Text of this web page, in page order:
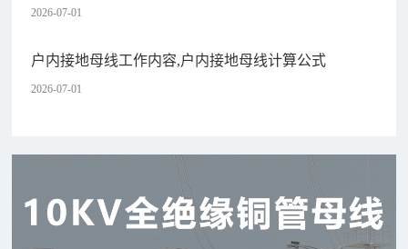
2026-07-01
户内接地母线工作内容,户内接地母线计算公式
2026-07-01